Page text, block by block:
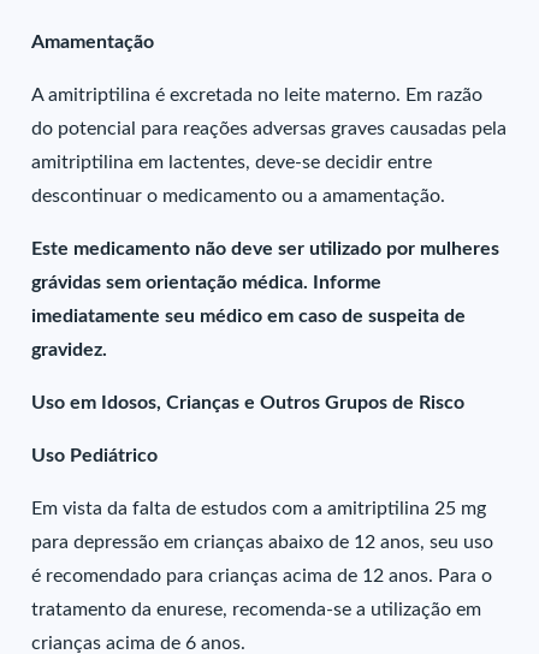
Amamentação
A amitriptilina é excretada no leite materno. Em razão
do potencial para reações adversas graves causadas pela
amitriptilina em lactentes, deve-se decidir entre
descontinuar o medicamento ou a amamentação.
Este medicamento não deve ser utilizado por mulheres
grávidas sem orientação médica. Informe
imediatamente seu médico em caso de suspeita de
gravidez.
Uso em Idosos, Crianças e Outros Grupos de Risco
Uso Pediátrico
Em vista da falta de estudos com a amitriptilina 25 mg
para depressão em crianças abaixo de 12 anos, seu uso
é recomendado para crianças acima de 12 anos. Para o
tratamento da enurese, recomenda-se a utilização em
crianças acima de 6 anos.